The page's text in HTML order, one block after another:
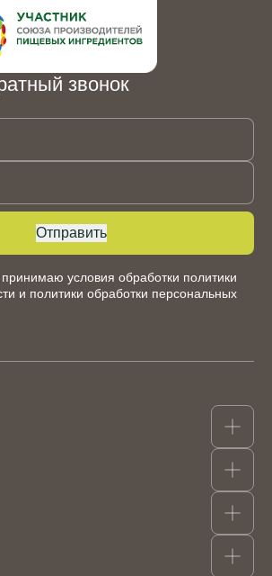
звонок
Отправить
условия обработки политики
и политики обработки персональных
структурообразователи и
и пищевые кислоты
изделия